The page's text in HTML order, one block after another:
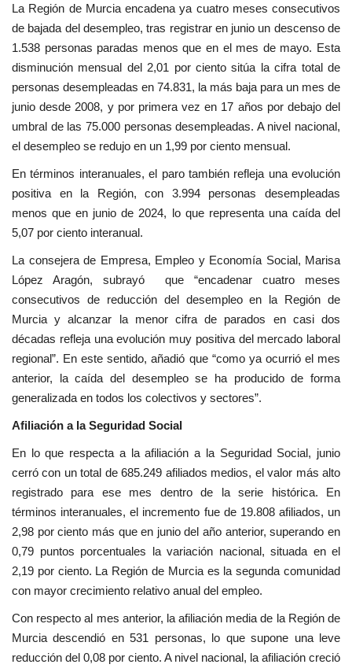
La Región de Murcia encadena ya cuatro meses consecutivos
de bajada del desempleo, tras registrar en junio un descenso de
1.538 personas paradas menos que en el mes de mayo. Esta
disminución mensual del 2,01 por ciento sitúa la cifra total de
personas desempleadas en 74.831, la más baja para un mes de
junio desde 2008, y por primera vez en 17 años por debajo del
umbral de las 75.000 personas desempleadas. A nivel nacional,
el desempleo se redujo en un 1,99 por ciento mensual.
En términos interanuales, el paro también refleja una evolución
positiva en la Región, con 3.994 personas desempleadas
menos que en junio de 2024, lo que representa una caída del
5,07 por ciento interanual.
La consejera de Empresa, Empleo y Economía Social, Marisa
López Aragón, subrayó que “encadenar cuatro meses
consecutivos de reducción del desempleo en la Región de
Murcia y alcanzar la menor cifra de parados en casi dos
décadas refleja una evolución muy positiva del mercado laboral
regional”. En este sentido, añadió que “como ya ocurrió el mes
anterior, la caída del desempleo se ha producido de forma
generalizada en todos los colectivos y sectores”.
Afiliación a la Seguridad Social
En lo que respecta a la afiliación a la Seguridad Social, junio
cerró con un total de 685.249 afiliados medios, el valor más alto
registrado para ese mes dentro de la serie histórica. En
términos interanuales, el incremento fue de 19.808 afiliados, un
2,98 por ciento más que en junio del año anterior, superando en
0,79 puntos porcentuales la variación nacional, situada en el
2,19 por ciento. La Región de Murcia es la segunda comunidad
con mayor crecimiento relativo anual del empleo.
Con respecto al mes anterior, la afiliación media de la Región de
Murcia descendió en 531 personas, lo que supone una leve
reducción del 0,08 por ciento. A nivel nacional, la afiliación creció